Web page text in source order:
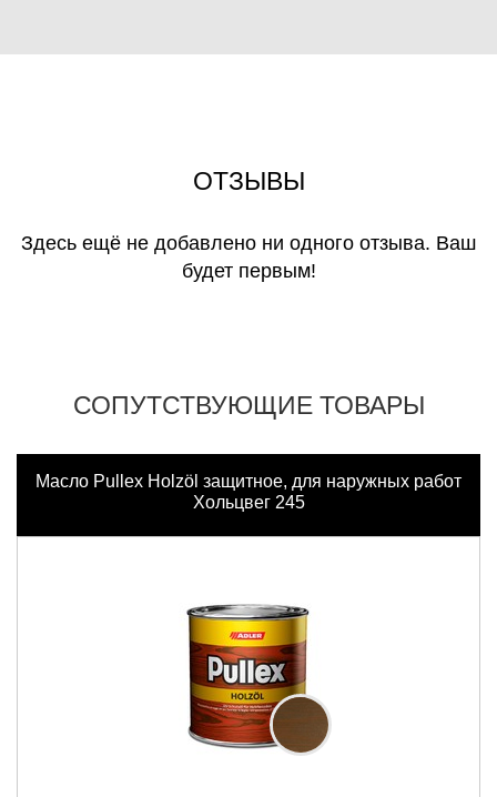
ОТЗЫВЫ
Здесь ещё не добавлено ни одного отзыва. Ваш
будет первым!
СОПУТСТВУЮЩИЕ ТОВАРЫ
Масло Pullex Holzöl защитное, для наружных работ
Хольцвег 245